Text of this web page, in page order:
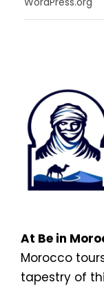
At Be in
Morocco
tapestry of